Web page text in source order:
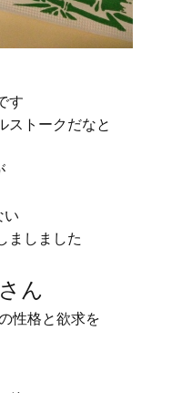
す
ストークだなと
い
ましました
ん
性格と欲求を